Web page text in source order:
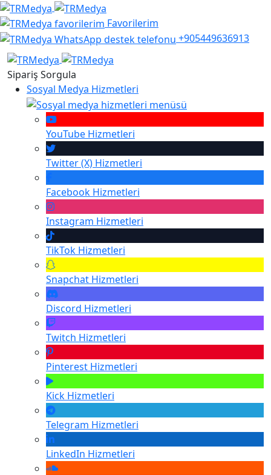
Favorilerim
+905449636913
Sipariş Sorgula
Sosyal Medya Hizmetleri
YouTube Hizmetleri
Twitter (X) Hizmetleri
Facebook Hizmetleri
Instagram Hizmetleri
TikTok Hizmetleri
Snapchat Hizmetleri
Discord Hizmetleri
Twitch Hizmetleri
Pinterest Hizmetleri
Kick Hizmetleri
Telegram Hizmetleri
LinkedIn Hizmetleri